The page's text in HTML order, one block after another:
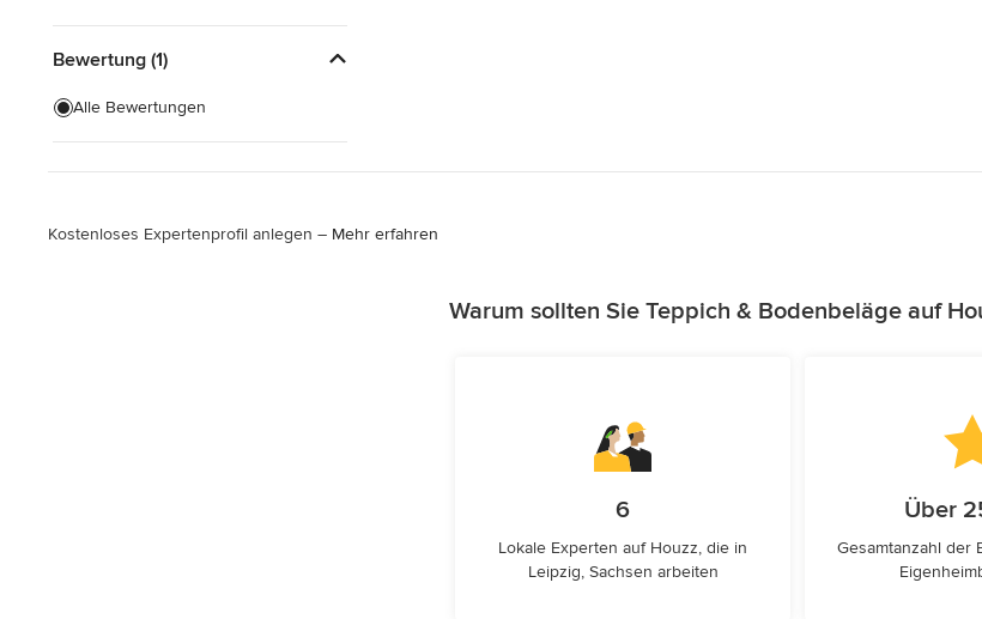
Linoleum-Verlegung
Vinylboden verlegen
Fußbodenausgleich
Bewertung (1)
Alle Bewertungen
Kostenloses Expertenprofil anlegen – Mehr erfahren
Warum sollten Sie Teppich & Bodenbeläge auf
6
Lokale Experten auf Houzz, die in
Leipzig, Sachsen arbeiten
Über
Gesamtanzahl der